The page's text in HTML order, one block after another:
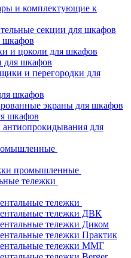
и комплектующие к
секции для шкафов
шкафов
и цоколи для шкафов
шкафов
и перегородки для
шкафов
экраны для шкафов
шкафов
для
промышленные
тележки
тележки
тележки ДВК
тележки Диком
тележки Практик
тележки ММГ